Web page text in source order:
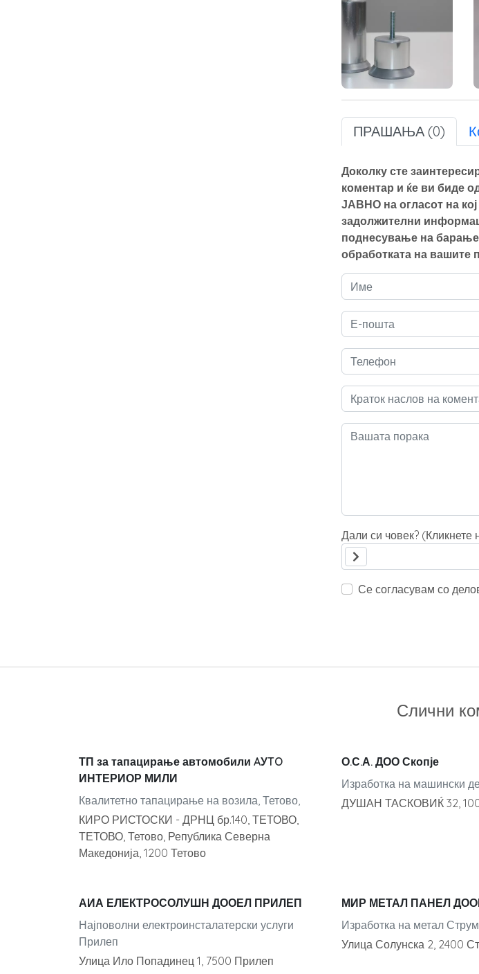
ПРАШАЊА (0)
Доколку сте
коментар и ќе ви биде
ЈАВНО на огласот на
задолжителни
поднесување на
обработката на вашите
Дали си човек? (Кликнете
Се согласувам со
Слични
ТП за тапацирање автомобили AУTO
ИНТЕРИОР МИЛИ
Квалитетно тапацирање на возила, Тетово,
КИРО РИСТОСКИ - ДРНЦ бр.140, ТЕТОВО,
ТЕТОВО, Тетово, Република Северна
Македонија, 1200 Тетово
О.С.А. ДОО Скопје
Изработка на машински
ДУШАН ТАСКОВИЌ 32,
АИА ЕЛЕКТРОСОЛУШН ДООЕЛ ПРИЛЕП
Најповолни електроинсталатерски услуги
Прилеп
Улица Ило Попадинец 1, 7500 Прилеп
МИР МЕТАЛ ПАНЕЛ
Изработка на метал
Улица Солунска 2, 2400